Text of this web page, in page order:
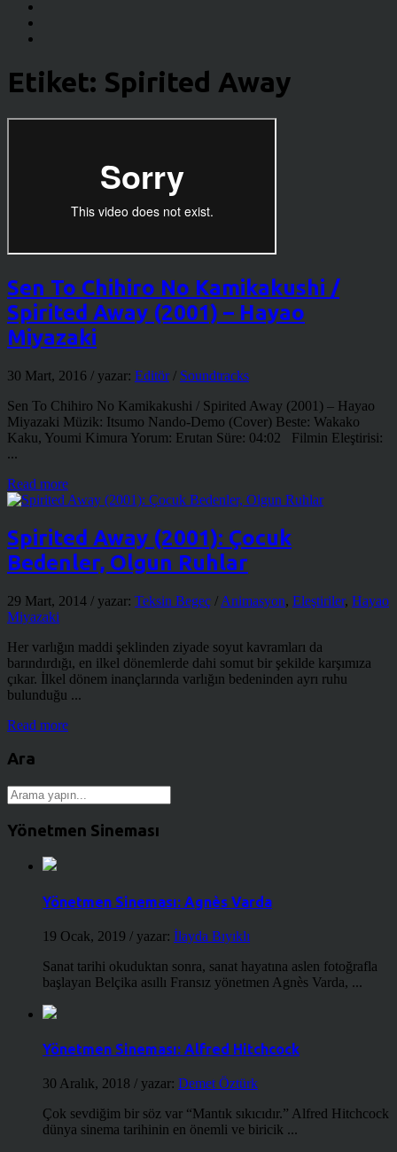
Etiket: Spirited Away
Sen To Chihiro No Kamikakushi /
Spirited Away (2001) – Hayao
Miyazaki
30 Mart, 2016 / yazar: Editör/ Soundtracks
Sen To Chihiro No Kamikakushi / Spirited Away (2001) – Hayao
Miyazaki Müzik: Itsumo Nando-Demo (Cover) Beste: Wakako
Kaku, Youmi Kimura Yorum: Erutan Süre: 04:02 Filmin Eleştirisi:
...
Read more
Spirited Away (2001): Çocuk
Bedenler, Olgun Ruhlar
29 Mart, 2014 / yazar: Teksin Begeç / Animasyon, Eleştiriler, Hayao
Miyazaki
Her varlığın maddi şeklinden ziyade soyut kavramları da
barındırdığı, en ilkel dönemlerde dahi somut bir şekilde karşımıza
çıkar. İlkel dönem inançlarında varlığın bedeninden ayrı ruhu
bulunduğu ...
Read more
Ara
Yönetmen Sineması
Yönetmen Sineması: Agnès Varda
19 Ocak, 2019 / yazar: İlayda Bıyıklı
Sanat tarihi okuduktan sonra, sanat hayatına aslen fotoğrafla
başlayan Belçika asıllı Fransız yönetmen Agnès Varda, ...
Yönetmen Sineması: Alfred Hitchcock
30 Aralık, 2018 / yazar: Demet Öztürk
Çok sevdiğim bir söz var “Mantık sıkıcıdır.” Alfred Hitchcock
dünya sinema tarihinin en önemli ve biricik ...